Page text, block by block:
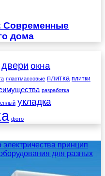
Современные
дома
двери окна
пластмассовые плитка плитки
разработка
укладка
фото
электричества принцип
для разных